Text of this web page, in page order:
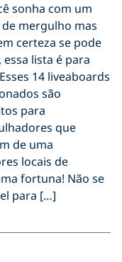
sonha com um
mergulho mas
certeza se pode
essa lista é para
14 liveaboards
são
para
que
de uma
locais de
fortuna! Não se
para […]